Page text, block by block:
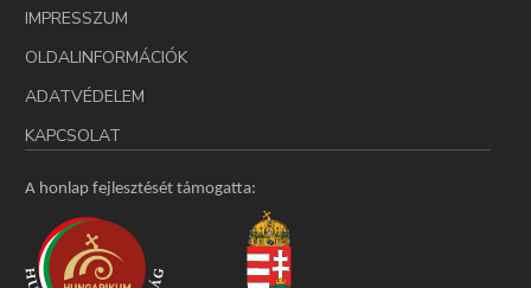
IMPRESSZUM
OLDALINFORMÁCIÓK
ADATVÉDELEM
KAPCSOLAT
A honlap fejlesztését támogatta: